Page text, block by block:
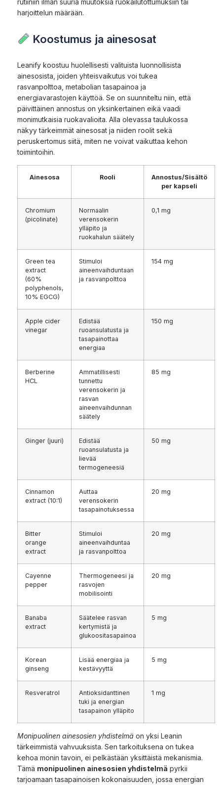
harjoittelun määrään.
Koostumus ja ainesosat
Leanify koostuu huolellisesti valituista luonnollisista
ainesosista, joiden yhteisvaikutus voi tukea
rasvanpolttoa, metabolian tasapainoa ja
energiavarastojen käyttöä. Se on suunniteltu niin, että
päivittäinen annostus on yksinkertainen eikä vaadi
monimutkaisia ruokavalioita. Alla olevassa taulukossa
näkyy tärkeimmät ainesosat ja niiden roolit sekä
peruskertomus siitä, miten ne voivat vaikuttaa kehon
toimintoihin.
Ainesosa Rooli
Annostus/Sisältö
per kapseli
Chromium
(picolinate)
Normaalin
verensokerin
ylläpito ja
ruokahalun säätely
0,1 mg
Green tea
extract
(60%
polyphenols,
10% EGCG)
Stimuloi
aineenvaihduntaan
ja rasvanpolttoa
154 mg
Apple cider
vinegar
Edistää
ruoansulatusta ja
tasapainottaa
energiaa
150 mg
Berberine
HCL
Ammatillisesti
tunnettu
verensokerin ja
rasvan
aineenvaihdunnan
säätely
85 mg
Ginger (juuri)
Edistää
ruoansulatusta ja
lievää
termogeneesiä
50 mg
Cinnamon
extract (10:1)
Auttaa
verensokerin
tasapainotuksessa
20 mg
Bitter
orange
extract
Stimuloi
aineenvaihduntaa
ja rasvanpolttoa
20 mg
Cayenne
pepper
Thermogeneesi ja
rasvojen
mobilisointi
20 mg
Banaba
extract
Säätelee rasvan
kertymistä ja
glukoositasapainoa
5 mg
Korean
ginseng
Lisää energiaa ja
kestävyyttä
5 mg
Resveratrol
Antioksidanttinen
tuki ja energian
tasapainon ylläpito
1 mg
Monipuolinen ainesosien yhdistelmä on yksi Leanin
tärkeimmistä vahvuuksista. Sen tarkoituksena on tukea
kehoa monin tavoin, ei pelkästään yksittäistä mekanismia.
Tämä monipuolinen ainesosien yhdistelmä pyrkii
tarjoamaan tasapainoisen kokonaisuuden, jossa energian